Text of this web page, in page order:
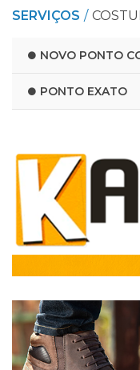
SERVIÇOS
NOVO PONTO
PONTO EXATO